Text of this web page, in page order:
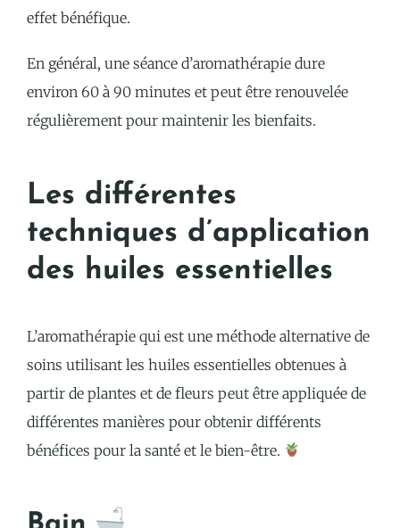
effet bénéfique.
En général, une séance d’aromathérapie dure
environ 60 à 90 minutes et peut être renouvelée
régulièrement pour maintenir les bienfaits.
Les différentes
techniques d’application
des huiles essentielles
L’aromathérapie qui est une méthode alternative de
soins utilisant les huiles essentielles obtenues à
partir de plantes et de fleurs peut être appliquée de
différentes manières pour obtenir différents
bénéfices pour la santé et le bien-être.